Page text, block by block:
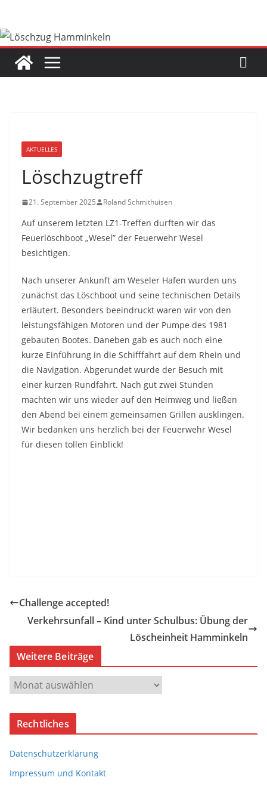
springen
AKTUELLES
Löschzugtreff
21. September 2025 Roland Schmithuisen
Auf unserem letzten LZ1-Treffen durften wir das
Feuerlöschboot „Wesel” der Feuerwehr Wesel
besichtigen.
Nach unserer Ankunft am Weseler Hafen wurden uns
zunächst das Löschboot und seine technischen Details
erläutert. Besonders beeindruckt waren wir von den
leistungsfähigen Motoren und der Pumpe des 1981
gebauten Bootes. Daneben gab es auch noch eine
kurze Einführung in die Schifffahrt auf dem Rhein und
die Navigation. Abgerundet wurde der Besuch mit
einer kurzen Rundfahrt. Nach gut zwei Stunden
machten wir uns wieder auf den Heimweg und ließen
den Abend bei einem gemeinsamen Grillen ausklingen.
Wir bedanken uns herzlich bei der Feuerwehr Wesel
für diesen tollen Einblick!
Challenge accepted!
Verkehrsunfall – Kind unter Schulbus: Übung der
Löscheinheit Hamminkeln
Weitere Beiträge
W
e
i
r
e
Rechtliches
Datenschutzerklärung
Impressum und Kontakt